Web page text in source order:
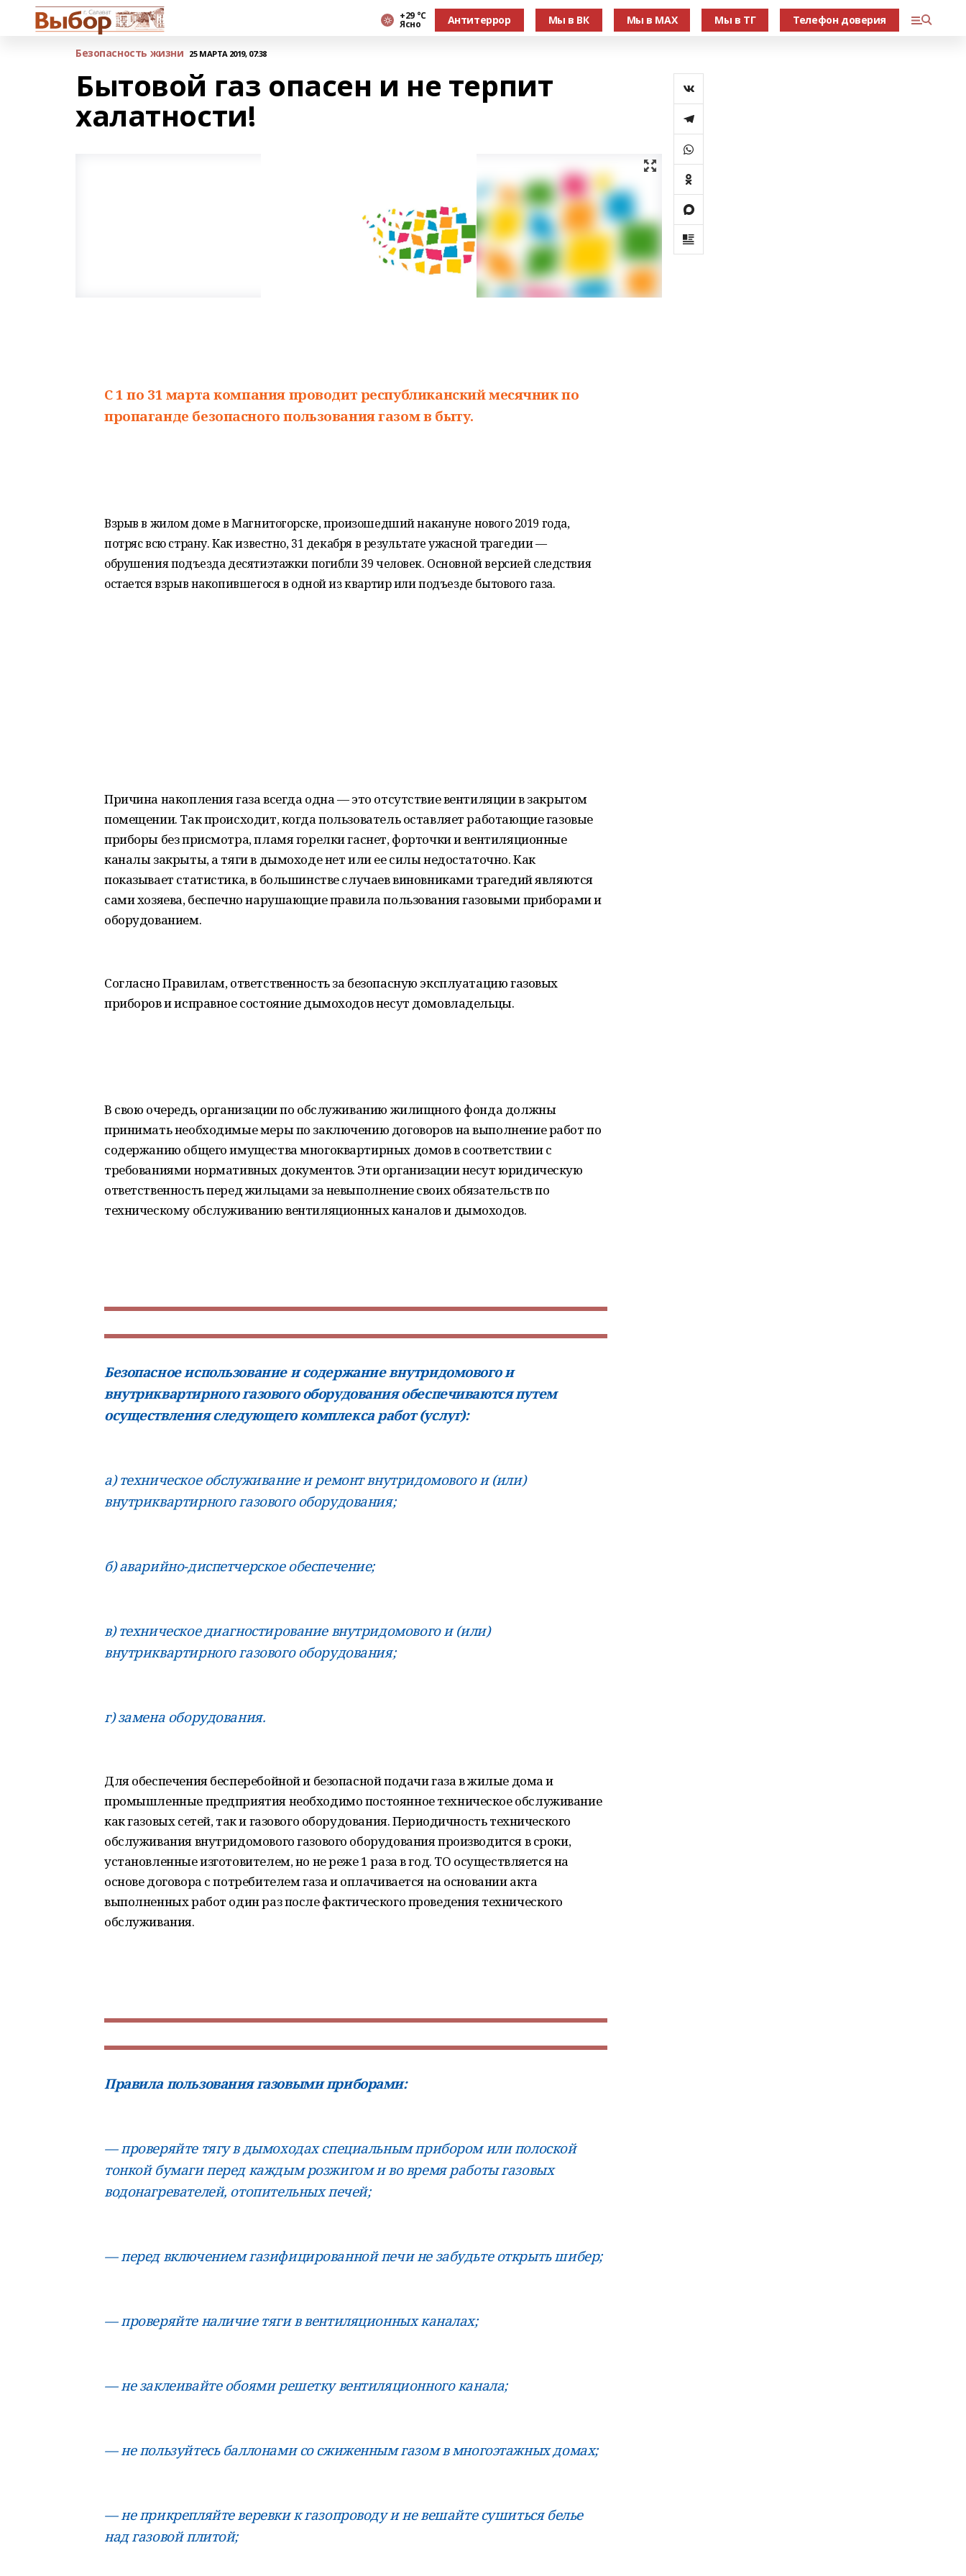
+29 °С
Ясно Антитеррор Мы в ВК Мы в МАХ Мы в ТГ Телефон доверия
Безопасность жизни 25 МАРТА 2019, 07:38
Бытовой газ опасен и не терпит
халатности!
C 1 по 31 марта компания проводит республиканский месячник по
пропаганде безопасного пользования газом в быту.
Взрыв в жилом доме в Магнитогорске, произошедший накануне нового 2019 года,
потряс всю страну. Как известно, 31 декабря в результате ужасной трагедии —
обрушения подъезда десятиэтажки погибли 39 человек. Основной версией следствия
остается взрыв накопившегося в одной из квартир или подъезде бытового газа.
Причина накопления газа всегда одна — это отсутствие вентиляции в закрытом
помещении. Так происходит, когда пользователь оставляет работающие газовые
приборы без присмотра, пламя горелки гаснет, форточки и вентиляционные
каналы закрыты, а тяги в дымоходе нет или ее силы недостаточно. Как
показывает статистика, в большинстве случаев виновниками трагедий являются
сами хозяева, беспечно нарушающие правила пользования газовыми приборами и
оборудованием.
Согласно Правилам, ответственность за безопасную эксплуатацию газовых
приборов и исправное состояние дымоходов несут домовладельцы.
В свою очередь, организации по обслуживанию жилищного фонда должны
принимать необходимые меры по заключению договоров на выполнение работ по
содержанию общего имущества многоквартирных домов в соответствии с
требованиями нормативных документов. Эти организации несут юридическую
ответственность перед жильцами за невыполнение своих обязательств по
техническому обслуживанию вентиляционных каналов и дымоходов.
Безопасное использование и содержание внутридомового и
внутриквартирного газового оборудования обеспечиваются путем
осуществления следующего комплекса работ (услуг):
а) техническое обслуживание и ремонт внутридомового и (или)
внутриквартирного газового оборудования;
б) аварийно-диспетчерское обеспечение;
в) техническое диагностирование внутридомового и (или)
внутриквартирного газового оборудования;
г) замена оборудования.
Для обеспечения бесперебойной и безопасной подачи газа в жилые дома и
промышленные предприятия необходимо постоянное техническое обслуживание
как газовых сетей, так и газового оборудования. Периодичность технического
обслуживания внутридомового газового оборудования производится в сроки,
установленные изготовителем, но не реже 1 раза в год. ТО осуществляется на
основе договора с потребителем газа и оплачивается на основании акта
выполненных работ один раз после фактического проведения технического
обслуживания.
Правила пользования газовыми приборами:
— проверяйте тягу в дымоходах специальным прибором или полоской
тонкой бумаги перед каждым розжигом и во время работы газовых
водонагревателей, отопительных печей;
— перед включением газифицированной печи не забудьте открыть шибер;
— проверяйте наличие тяги в вентиляционных каналах;
— не заклеивайте обоями решетку вентиляционного канала;
— не пользуйтесь баллонами со сжиженным газом в многоэтажных домах;
— не прикрепляйте веревки к газопроводу и не вешайте сушиться белье
над газовой плитой;